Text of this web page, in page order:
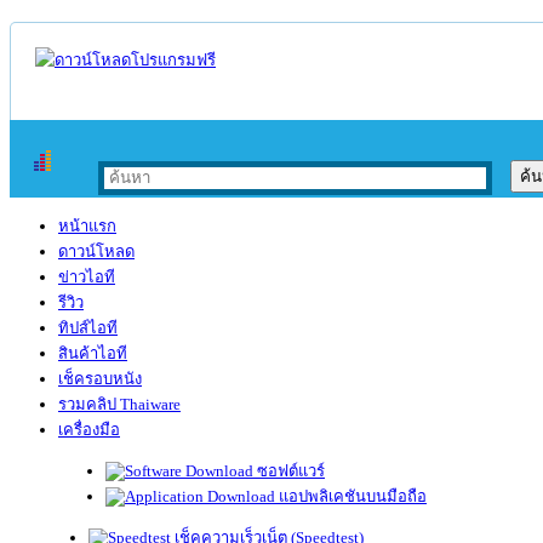
หน้าแรก
ดาวน์โหลด
ข่าวไอที
รีวิว
ทิปส์ไอที
สินค้าไอที
เช็ครอบหนัง
รวมคลิป Thaiware
เครื่องมือ
ซอฟต์แวร์
แอปพลิเคชันบนมือถือ
เช็คความเร็วเน็ต (Speedtest)